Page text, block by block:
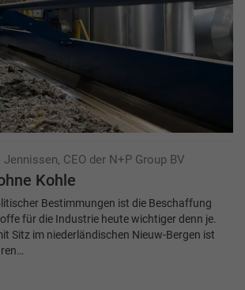
CEO der N+P Group BV
Kohle
Bestimmungen ist die Beschaffung
für die Industrie heute wichtiger denn je.
Sitz im niederländischen Nieuw-Bergen ist